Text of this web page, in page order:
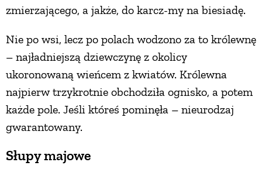
zmierzającego, a jakże, do karcz-my na biesiadę.
Nie po wsi, lecz po polach wodzono za to królewnę
– najładniejszą dziewczynę z okolicy
ukoronowaną wieńcem z kwiatów. Królewna
najpierw trzykrotnie obchodziła ognisko, a potem
każde pole. Jeśli któreś pominęła – nieurodzaj
gwarantowany.
Słupy majowe